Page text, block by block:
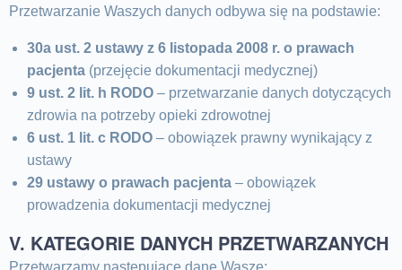
Przetwarzanie Waszych danych odbywa się na podstawie:
30a ust. 2 ustawy z 6 listopada 2008 r. o prawach
pacjenta (przejęcie dokumentacji medycznej)
9 ust. 2 lit. h RODO – przetwarzanie danych dotyczących
zdrowia na potrzeby opieki zdrowotnej
6 ust. 1 lit. c RODO – obowiązek prawny wynikający z
ustawy
29 ustawy o prawach pacjenta – obowiązek
prowadzenia dokumentacji medycznej
V. KATEGORIE DANYCH PRZETWARZANYCH
Przetwarzamy następujące dane Wasze: